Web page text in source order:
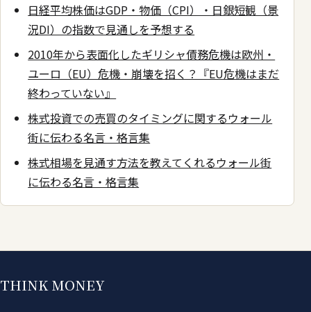
日経平均株価はGDP・物価（CPI）・日銀短観（景
況DI）の指数で見通しを予想する
2010年から表面化したギリシャ債務危機は欧州・
ユーロ（EU）危機・崩壊を招く？『EU危機はまだ
終わっていない』
株式投資での売買のタイミングに関するウォール
街に伝わる名言・格言集
株式相場を見通す方法を教えてくれるウォール街
に伝わる名言・格言集
THINK MONEY